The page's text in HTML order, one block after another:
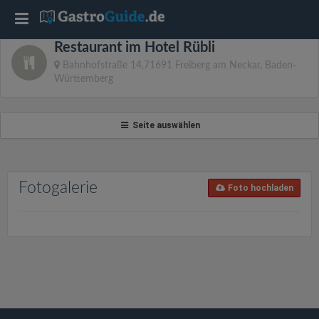
Restaurant im Hotel Rübli
Bahnhofstraße 14,71691 Freiberg am Neckar, Baden-
Württemberg
Seite auswählen
Fotogalerie Foto hochladen
T
o